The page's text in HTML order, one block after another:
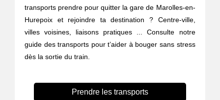
transports prendre pour quitter la gare de Marolles-en-
Hurepoix et rejoindre ta destination ? Centre-ville,
villes voisines, liaisons pratiques ... Consulte notre
guide des transports pour t’aider à bouger sans stress
dès la sortie du train.
Prendre les transports